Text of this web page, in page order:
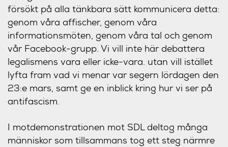
försökt på alla tänkbara sätt kommunicera detta:
genom våra affischer, genom våra
informationsmöten, genom våra tal och genom
vår Facebook-grupp. Vi vill inte här debattera
legalismens vara eller icke-vara. utan vill istället
lyfta fram vad vi menar var segern lördagen den
23:e mars, samt ge en inblick kring hur vi ser på
antifascism.
I motdemonstrationen mot SDL deltog många
människor som tillsammans tog ett steg närmre